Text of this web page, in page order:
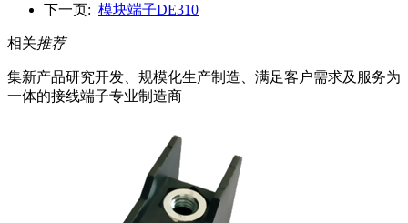
下一页: 模块端子DE310
相关推荐
集新产品研究开发、规模化生产制造、满足客户需求及服务为
一体的接线端子专业制造商